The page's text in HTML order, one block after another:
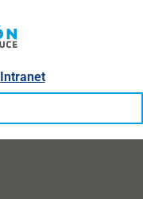
Intranet